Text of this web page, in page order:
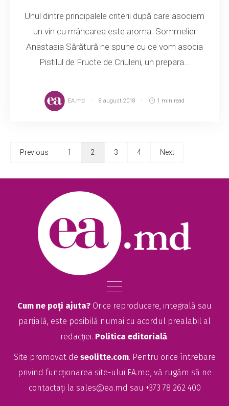
Unul dintre principalele criterii după care asociem
un vin cu mâncarea este aroma. Sommelier
Anastasia Sărătură ne spune cu ce vom asocia
Pistilul de Fructe de Criuleni, un prepara...
EA.md 8 august 2018 1 min read
Previous 1 2 3 4 Next
Cum ne poți ajuta? Orice reproducere, integrală sau
parțială, este posibilă numai cu acordul prealabil al
redacției. Politica editorială.
Site promovat de seolitte.com. Pentru orice întrebare
privind funcționarea site-ului EA.md, vă rugăm să ne
contactați la sales@ea.md sau +373 78 262 400